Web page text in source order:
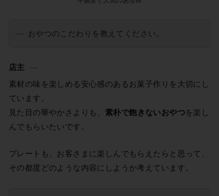
おやつのこだわりを教えてください。
店主
素材の味を楽しめる安心感のあるお菓子作りを大切にし
ています。
見た目の華やかさよりも、 素朴で飽きないおやつを楽し
んでもらいたいです。
プレートも、お客さまに楽しんでもらえたらと思って、
その都度どのような内容にしようか考えています。